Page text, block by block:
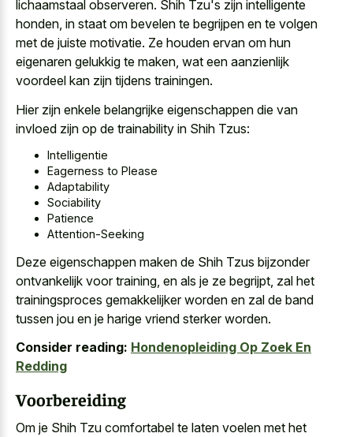
lichaamstaal observeren. Shih Tzu's zijn intelligente
honden, in staat om bevelen te begrijpen en te volgen
met de juiste motivatie. Ze houden ervan om hun
eigenaren gelukkig te maken, wat een aanzienlijk
voordeel kan zijn tijdens trainingen.
Hier zijn enkele belangrijke eigenschappen die van
invloed zijn op de trainability in Shih Tzus:
Intelligentie
Eagerness to Please
Adaptability
Sociability
Patience
Attention-Seeking
Deze eigenschappen maken de Shih Tzus bijzonder
ontvankelijk voor training, en als je ze begrijpt, zal het
trainingsproces gemakkelijker worden en zal de band
tussen jou en je harige vriend sterker worden.
Consider reading: Hondenopleiding Op Zoek En
Redding
Voorbereiding
Om je Shih Tzu comfortabel te laten voelen met het